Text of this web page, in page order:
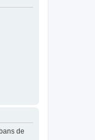
de